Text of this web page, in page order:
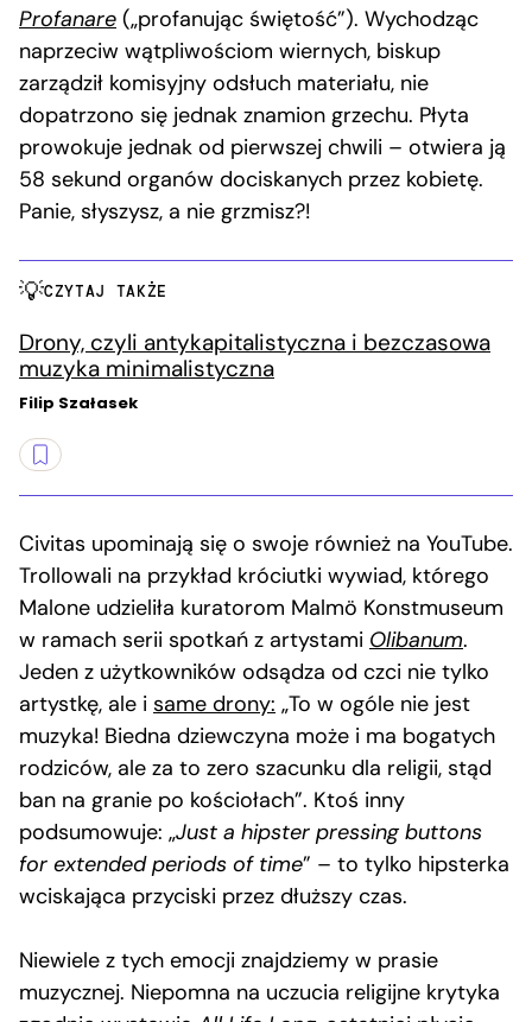
Profanare („profanując świętość”). Wychodząc
naprzeciw wątpliwościom wiernych, biskup
zarządził komisyjny odsłuch materiału, nie
dopatrzono się jednak znamion grzechu. Płyta
prowokuje jednak od pierwszej chwili – otwiera ją
58 sekund organów dociskanych przez kobietę.
Panie, słyszysz, a nie grzmisz?!
CZYTAJ TAKŻE
Drony, czyli antykapitalistyczna i bezczasowa
muzyka minimalistyczna
Filip Szałasek
Civitas upominają się o swoje również na YouTube.
Trollowali na przykład króciutki wywiad, którego
Malone udzieliła kuratorom Malmö Konstmuseum
w ramach serii spotkań z artystami Olibanum.
Jeden z użytkowników odsądza od czci nie tylko
artystkę, ale i same drony: „To w ogóle nie jest
muzyka! Biedna dziewczyna może i ma bogatych
rodziców, ale za to zero szacunku dla religii, stąd
ban na granie po kościołach”. Ktoś inny
podsumowuje: „Just a hipster pressing buttons
for extended periods of time” – to tylko hipsterka
wciskająca przyciski przez dłuższy czas.
Niewiele z tych emocji znajdziemy w prasie
muzycznej. Niepomna na uczucia religijne krytyka